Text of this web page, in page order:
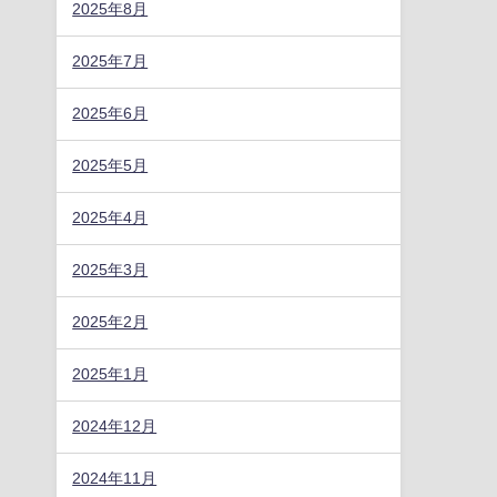
2025年8月
2025年7月
2025年6月
2025年5月
2025年4月
2025年3月
2025年2月
2025年1月
2024年12月
2024年11月